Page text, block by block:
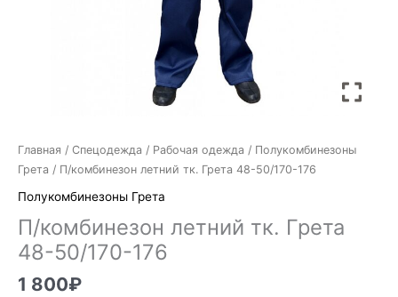
Главная / Спецодежда / Рабочая одежда / Полукомбинезоны
Грета / П/комбинезон летний тк. Грета 48-50/170-176
Полукомбинезоны Грета
П/комбинезон летний тк. Грета
48-50/170-176
1 800₽